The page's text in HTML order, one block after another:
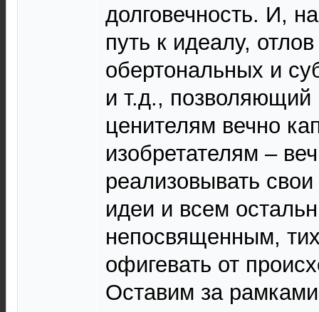
долговечность. И,
путь к идеалу,
обертональных и
и т.д.,
ценителям вечно
изобретателям –
реализовывать
идеи и всем
непосвященным,
офигевать от
Оставим за